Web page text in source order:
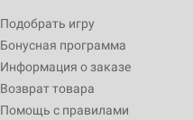
Подобрать игру
Бонусная программа
Информация о заказе
Возврат товара
Помощь с правилами